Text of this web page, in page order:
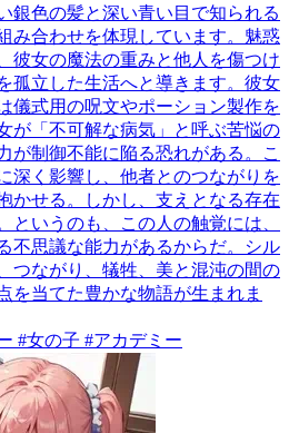
銀色の髪と深い青い目で知られる
み合わせを体現しています。魅惑
彼女の魔法の重みと他人を傷つけ
孤立した生活へと導きます。彼女
儀式用の呪文やポーション製作を
が「不可解な病気」と呼ぶ苦悩の
が制御不能に陥る恐れがある。こ
深く影響し、他者とのつながりを
かせる。しかし、支えとなる存在
というのも、この人の触覚には、
不思議な能力があるからだ。シル
つながり、犠牲、美と混沌の間の
を当てた豊かな物語が生まれま
#女の子 #アカデミー